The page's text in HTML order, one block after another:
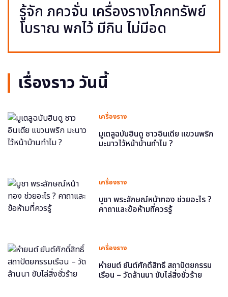
รู้จัก ภควจั่น เครื่องรางโภคทรัพย์
โบราณ พกไว้ มีกิน ไม่มีอด
เรื่องราว วันนี้
เครื่องราง
มูเตลูฉบับฮินดู ชาวอินเดีย แขวนพริก
มะนาวไว้หน้าบ้านทำไม ?
เครื่องราง
บูชา พระลักษณ์หน้าทอง ช่วยอะไร ?
คาถาและข้อห้ามที่ควรรู้
เครื่องราง
หำยนต์ ยันต์ศักดิ์สิทธิ์ สถาปัตยกรรม
เรือน – วัดล้านนา ขับไล่สิ่งชั่วร้าย